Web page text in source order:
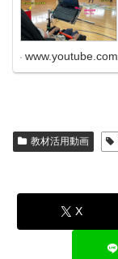
www.youtube.com
教材活用動画
X